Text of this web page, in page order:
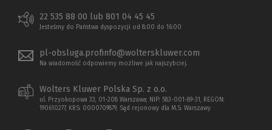
22 535 88 00 lub 801 04 45 45
Jesteśmy do Państwa dyspozycji od 8:00 do 16:00
pl-obsluga.profinfo@wolterskluwer.com
Na wiadomość odpowiemy możliwe jak najszybciej.
Wolters Kluwer Polska Sp. z o.o.
ul. Przyokopowa 33, 01-208 Warszawa; NIP: 583-001-89-31, REGON:
190610277, KRS: 0000709879, Sąd rejonowy dla M.S. Warszawy